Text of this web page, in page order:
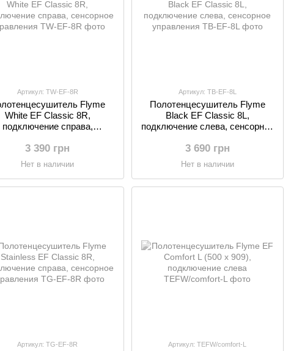
Артикул: TW-EF-8R
Flyme
White EF Classic 8R,
подключение справа,
3 390 грн
Нет в наличии
Артикул: TB-EF-8L
Полотенцесушитель Flyme
Black EF Classic 8L,
подключение слева, сенсорное
3 690 грн
Нет в наличии
Артикул: TG-EF-8R Артикул: TEFW/comfort-L